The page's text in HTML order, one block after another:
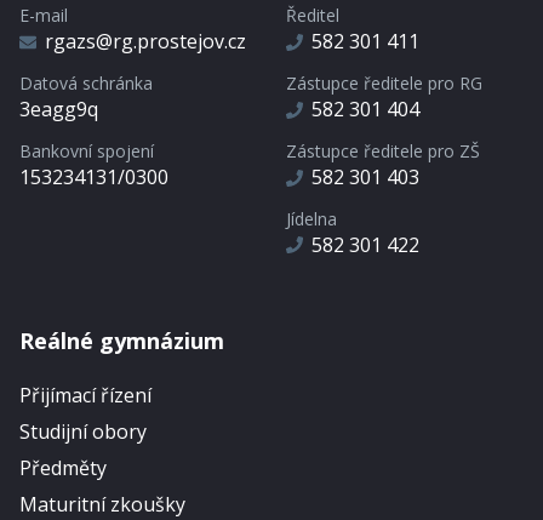
E-mail
rgazs@rg.prostejov.cz
Datová schránka
3eagg9q
Bankovní spojení
153234131/0300
Ředitel
582 301 411
Zástupce ředitele pro RG
582 301 404
Zástupce ředitele pro ZŠ
582 301 403
Jídelna
582 301 422
Reálné gymnázium
Přijímací řízení
Studijní obory
Předměty
Maturitní zkoušky